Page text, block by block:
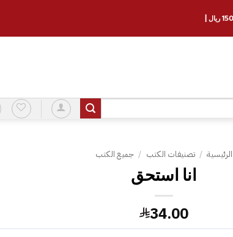
الرئيسية / تصنيفات الكتب / جميع الكتب
انا استحق
34.00